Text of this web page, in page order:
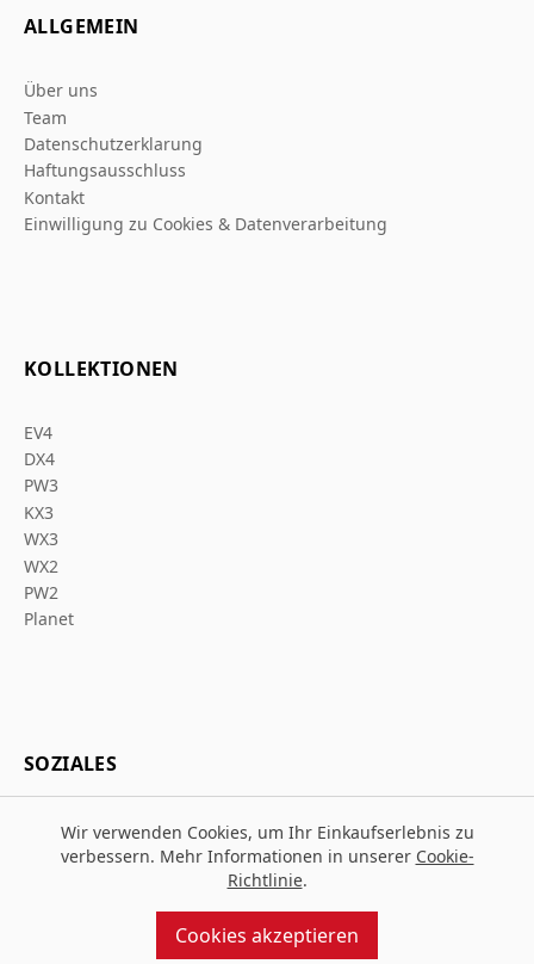
ALLGEMEIN
Über uns
Team
Datenschutzerklarung
Haftungsausschluss
Kontakt
Einwilligung zu Cookies & Datenverarbeitung
KOLLEKTIONEN
EV4
DX4
PW3
KX3
WX3
WX2
PW2
Planet
SOZIALES
Entworfen und gebaut vonMMD
Wir verwenden Cookies, um Ihr Einkaufserlebnis zu
verbessern. Mehr Informationen in unserer Cookie-
Richtlinie.
Cookies akzeptieren